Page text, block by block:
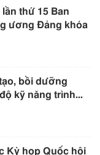
lần thứ 15 Ban
ương Đảng khóa
bồi dưỡng
kỹ năng trình...
Kỳ họp Quốc hội